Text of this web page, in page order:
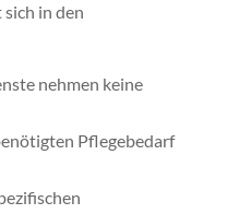
in den
nehmen keine
Pflegebedarf